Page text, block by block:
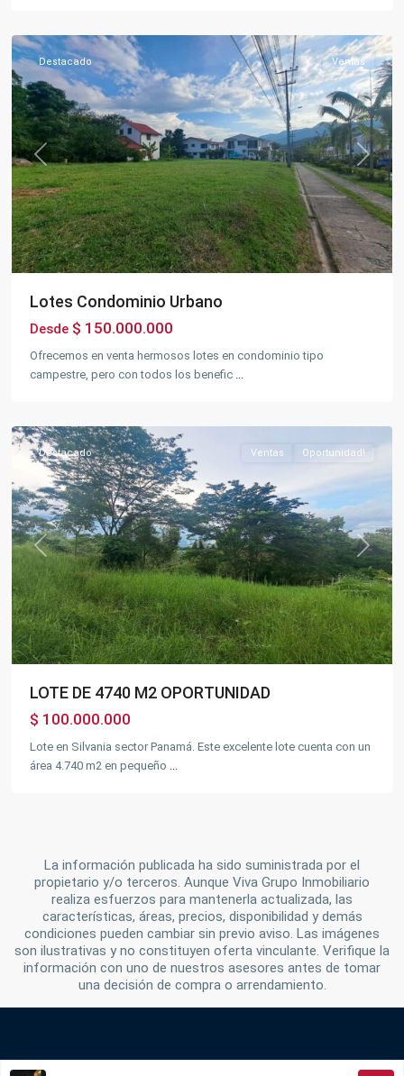
Previous Next
Destacado Ventas
Lotes Condominio Urbano
Desde $ 150.000.000
Ofrecemos en venta hermosos lotes en condominio tipo
campestre, pero con todos los benefic ...
Previous Next
Destacado Ventas Oportunidad!
LOTE DE 4740 M2 OPORTUNIDAD
$ 100.000.000
Lote en Silvania sector Panamá. Este excelente lote cuenta con un
área 4.740 m2 en pequeño
La información publicada ha sido suministrada por el
propietario y/o terceros. Aunque Viva Grupo Inmobiliario
realiza esfuerzos para mantenerla actualizada, las
características, áreas, precios, disponibilidad y demás
condiciones pueden cambiar sin previo aviso. Las imágenes
son ilustrativas y no constituyen oferta vinculante. Verifique la
información con uno de nuestros asesores antes de tomar
una decisión de compra o arrendamiento.